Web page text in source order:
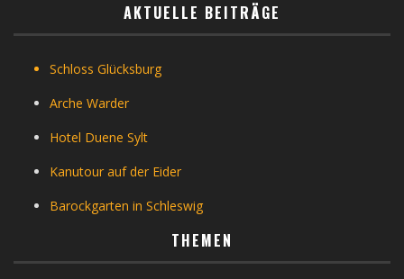
AKTUELLE BEITRÄGE
Schloss Glücksburg
Arche Warder
Hotel Duene Sylt
Kanutour auf der Eider
Barockgarten in Schleswig
THEMEN